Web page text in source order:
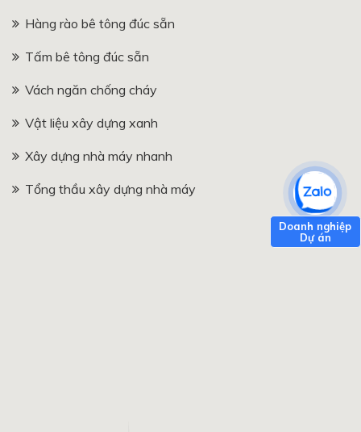
Hàng rào bê tông đúc sẵn
Tấm bê tông đúc sẵn
Vách ngăn chống cháy
Vật liệu xây dựng xanh
Xây dựng nhà máy nhanh
Tổng thầu xây dựng nhà máy